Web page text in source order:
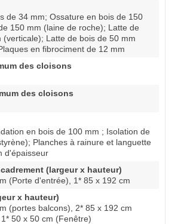
de 34 mm; Ossature en bois de 150
150 mm (laine de roche); Latte de
(verticale); Latte de bois de 50 mm
en fibrociment de 12 mm
des cloisons
des cloisons
en bois de 100 mm ; Isolation de
Planches à rainure et languette
d'épaisseur
(largeur x hauteur)
(Porte d'entrée), 1* 85 x 192 cm
x hauteur)
(portes balcons), 2* 85 x 192 cm
50 x 50 cm (Fenêtre)